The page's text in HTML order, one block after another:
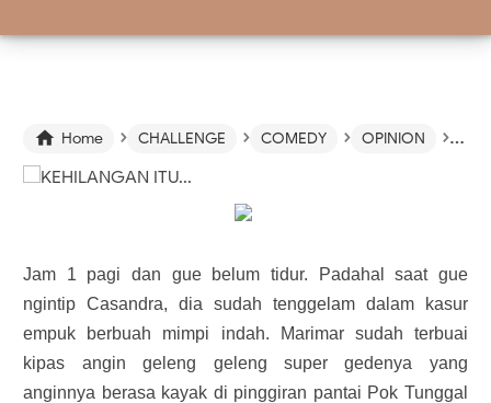
 Home › CHALLENGE › COMEDY › OPINION ›
Jam 1 pagi dan gue belum tidur. Padahal saat gue
ngintip Casandra, dia sudah tenggelam dalam kasur
empuk berbuah mimpi indah. Marimar sudah terbuai
kipas angin geleng geleng super gedenya yang
anginnya berasa kayak di pinggiran pantai Pok Tunggal